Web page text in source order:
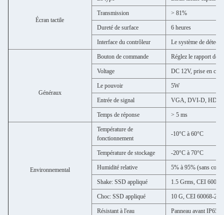
Écran tactile
Transmission > 81%
Dureté de surface 6 heures
Interface du contrôleur Le système de
Généraux
Bouton de commande Réglez le rapport de
Voltage DC 12V, prise en
Le pouvoir 5W
Entrée de signal VGA, DVI-D, HDMI
Temps de réponse > 5 ms
Environnemental
Température de
fonctionnement
-10°C à 60°C
Température de stockage -20°C à 70°C
Humidité relative 5% à 95% (sans
Shake: SSD appliqué 1.5 Grms, CEI
Choc: SSD appliqué 10 G, CEI 60068-2-
Résistant à l'eau Panneau avant IP65